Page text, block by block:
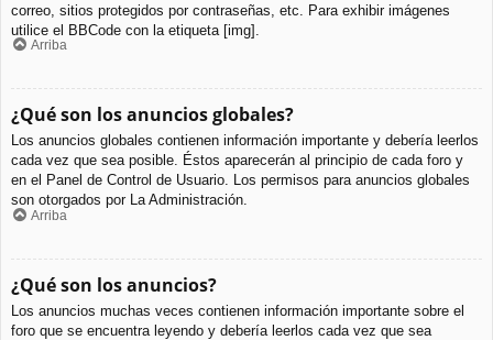
correo, sitios protegidos por contraseñas, etc. Para exhibir imágenes
utilice el BBCode con la etiqueta [img].
Arriba
¿Qué son los anuncios globales?
Los anuncios globales contienen información importante y debería leerlos
cada vez que sea posible. Éstos aparecerán al principio de cada foro y
en el Panel de Control de Usuario. Los permisos para anuncios globales
son otorgados por La Administración.
Arriba
¿Qué son los anuncios?
Los anuncios muchas veces contienen información importante sobre el
foro que se encuentra leyendo y debería leerlos cada vez que sea